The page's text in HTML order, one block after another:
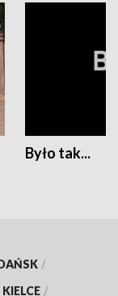
Było tak...
/
KIELCE /